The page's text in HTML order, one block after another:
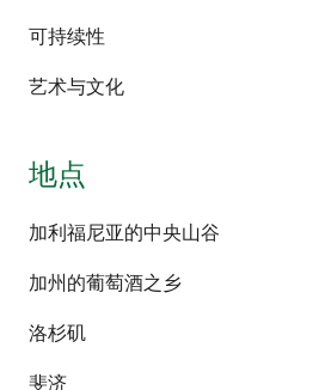
可持续性
艺术与文化
地点
加利福尼亚的中央山谷
加州的葡萄酒之乡
洛杉矶
斐济